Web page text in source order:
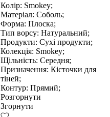
Колір: Smokey;
Матеріал: Соболь;
Форма: Плоска;
Тип ворсу: Натуральний;
Продукти: Сухі продукти;
Колекція: Smokey;
Щільність: Середня;
Призначення: Кісточки для
тіней;
Контур: Прямий;
Розгорнути
Згорнути